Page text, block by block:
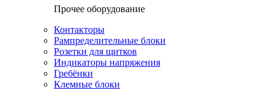
Прочее оборудование
Контакторы
Рампределительные блоки
Розетки для щитков
Индикаторы напряжения
Гребёнки
Клемные блоки